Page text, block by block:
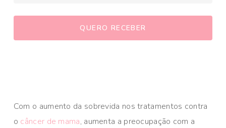
Com o aumento da sobrevida nos tratamentos contra
o câncer de mama, aumenta a preocupação com a